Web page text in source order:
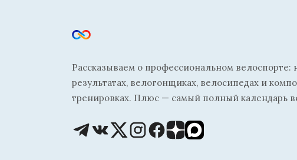
Рассказываем о профессиональном велоспорте:
результатах, велогонщиках, велосипедах и
тренировках. Плюс — самый полный календарь